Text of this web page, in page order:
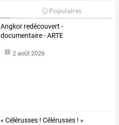
Populaires
Angkor redécouvert -
documentaire - ARTE
2 août 2026
« Célérusses ! Célérusses ! »